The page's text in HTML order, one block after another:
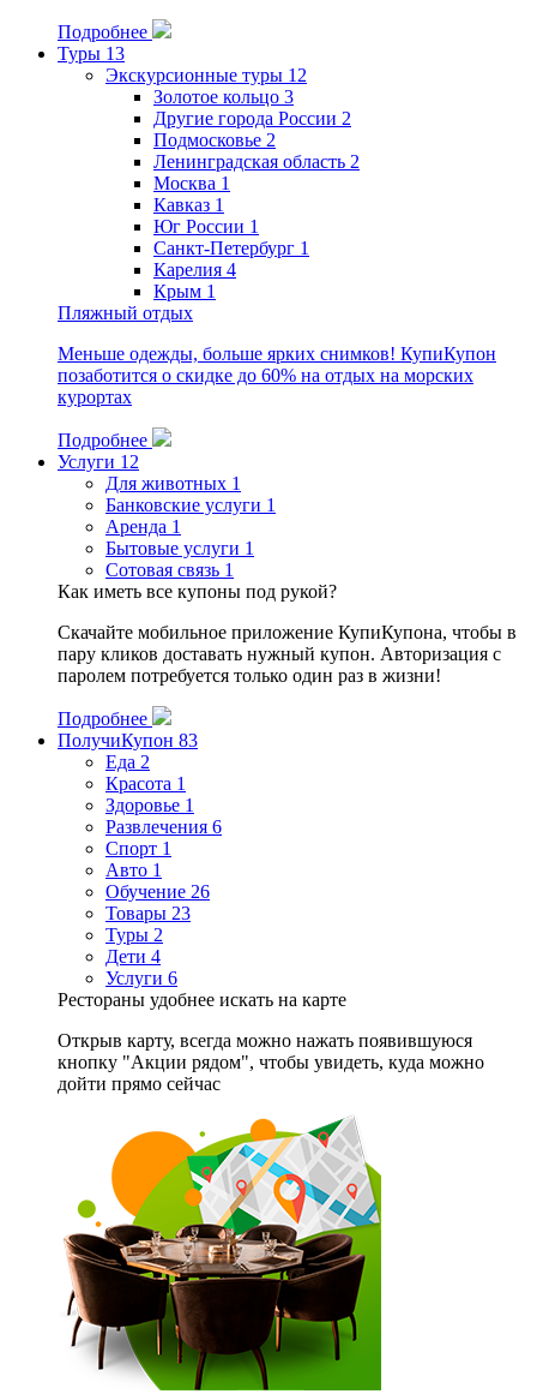
Подробнее
Туры 13
Экскурсионные туры 12
Золотое кольцо 3
Другие города России 2
Подмосковье 2
Ленинградская область 2
Москва 1
Кавказ 1
Юг России 1
Санкт-Петербург 1
Карелия 4
Крым 1
Пляжный отдых
Меньше одежды, больше ярких снимков! КупиКупон
позаботится о скидке до 60% на отдых на морских
курортах
Подробнее
Услуги 12
Для животных 1
Банковские услуги 1
Аренда 1
Бытовые услуги 1
Сотовая связь 1
Как иметь все купоны под рукой?
Скачайте мобильное приложение КупиКупона, чтобы в
пару кликов доставать нужный купон. Авторизация с
паролем потребуется только один раз в жизни!
Подробнее
ПолучиКупон 83
Еда 2
Красота 1
Здоровье 1
Развлечения 6
Спорт 1
Авто 1
Обучение 26
Товары 23
Туры 2
Дети 4
Услуги 6
Рестораны удобнее искать на карте
Открыв карту, всегда можно нажать появившуюся
кнопку "Акции рядом", чтобы увидеть, куда можно
дойти прямо сейчас